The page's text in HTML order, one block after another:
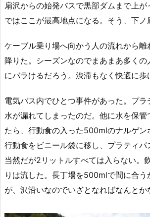
扇沢からの始発バスで黒部ダムまで上が
ではここが最高地点になる。そう、下ノ
ケーブル乗り場へ向かう人の流れから
降りた。シーズンなのでまあまあ多くの
にバラけるだろう。渋滞もなく快適に歩
電気バス内でひとつ事件があった。プラ
水が漏れてしまったのだ。他に水を保管
たら、行動食の入った500mlのナルゲン
行動食をビニール袋に移し、プラティパ
当然だが2リットルすべては入らない。
りは流した。長丁場を500mlで間に合う
が、沢沿いなのでいざとなればなんとか